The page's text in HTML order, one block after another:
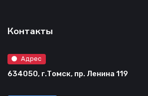
Контакты
Адрес
634050, г.Томск, пр. Ленина 119